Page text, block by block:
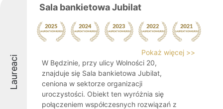
Laureaci
Sala bankietowa Jubilat
Pokaż więcej >>
W Będzinie, przy ulicy Wolności 20,
znajduje się Sala bankietowa Jubilat,
ceniona w sektorze organizacji
uroczystości. Obiekt ten wyróżnia się
połączeniem współczesnych rozwiązań z